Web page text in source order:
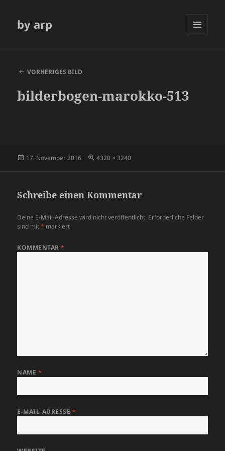
by arp
VORHERIGES BILD
bilderbogen-marokko-513
Veröffentlicht
17. November 2016
Volle
4320 × 3240
Schreibe einen Kommentar
Deine E-Mail-Adresse wird nicht veröffentlicht. Erforderliche Felder
sind mit* markiert
KOMMENTAR*
NAME *
E-MAIL-ADRESSE *